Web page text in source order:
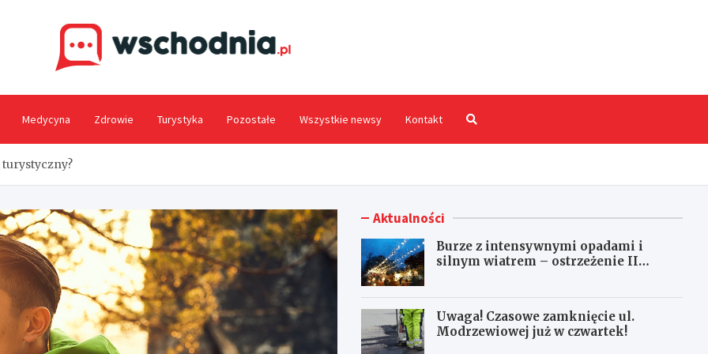
Medycyna Zdrowie Turystyka Pozostałe Wszystkie newsy Kontakt
turystyczny?
Aktualności
Burze z intensywnymi opadami i
silnym wiatrem – ostrzeżenie II
Uwaga! Czasowe zamknięcie ul.
Modrzewiowej już w czwartek!